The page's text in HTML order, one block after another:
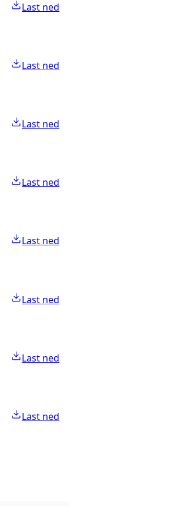
Last ned
Last ned
Last ned
Last ned
Last ned
Last ned
Last ned
Last ned